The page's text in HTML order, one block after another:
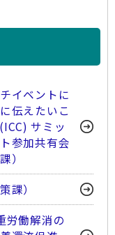
イベントに
伝えたいこ
サミッ
参加共有会
）
課）
労働解消の